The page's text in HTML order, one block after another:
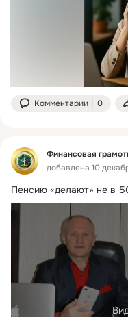
Комментарии 0
Финансовая
добавлена 10
Пенсию «делают» не в